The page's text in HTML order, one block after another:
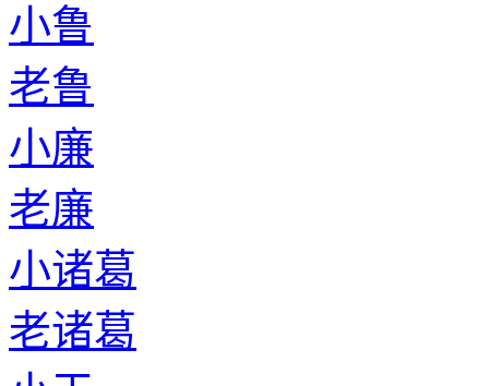
小鲁
老鲁
小廉
老廉
小诸葛
老诸葛